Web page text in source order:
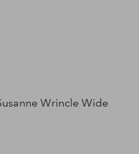
Wrincle Wide